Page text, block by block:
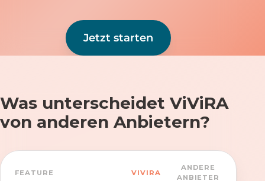
Jetzt starten
Was unterscheidet ViViRA
von anderen Anbietern?
FEATURE VIVIRA
ANDERE
ANBIETER